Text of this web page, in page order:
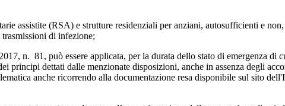
assistite (RSA) e strutture residenziali per anziani, autosufficienti e
trasmissioni di infezione;
n. 81, può essere applicata, per la durata dello stato di emergenza di
principi dettati dalle menzionate disposizioni, anche in assenza degli
anche ricorrendo alla documentazione resa disponibile sul sito